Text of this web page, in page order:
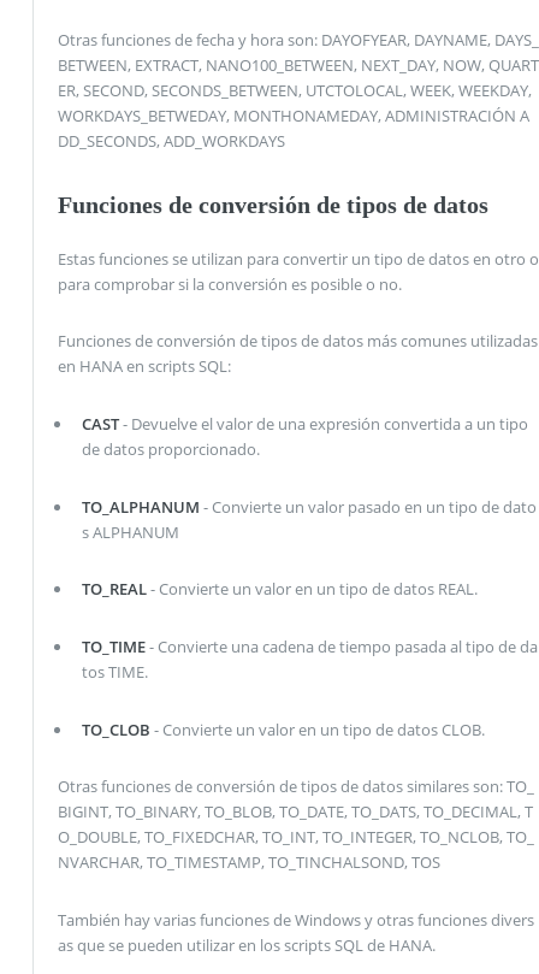
Otras funciones de fecha y hora son: DAYOFYEAR, DAYNAME, DAYS_
BETWEEN, EXTRACT, NANO100_BETWEEN, NEXT_DAY, NOW, QUART
ER, SECOND, SECONDS_BETWEEN, UTCTOLOCAL, WEEK, WEEKDAY,
WORKDAYS_BETWEDAY, MONTHONAMEDAY, ADMINISTRACIÓN A
DD_SECONDS, ADD_WORKDAYS
Funciones de conversión de tipos de datos
Estas funciones se utilizan para convertir un tipo de datos en otro o
para comprobar si la conversión es posible o no.
Funciones de conversión de tipos de datos más comunes utilizadas
en HANA en scripts SQL:
CAST- Devuelve el valor de una expresión convertida a un tipo
de datos proporcionado.
TO_ALPHANUM - Convierte un valor pasado en un tipo de dato
s ALPHANUM
TO_REAL- Convierte un valor en un tipo de datos REAL.
TO_TIME- Convierte una cadena de tiempo pasada al tipo de da
tos TIME.
TO_CLOB - Convierte un valor en un tipo de datos CLOB.
Otras funciones de conversión de tipos de datos similares son: TO_
BIGINT, TO_BINARY, TO_BLOB, TO_DATE, TO_DATS, TO_DECIMAL, T
O_DOUBLE, TO_FIXEDCHAR, TO_INT, TO_INTEGER, TO_NCLOB, TO_
NVARCHAR, TO_TIMESTAMP, TO_TINCHALSOND, TOS
También hay varias funciones de Windows y otras funciones divers
as que se pueden utilizar en los scripts SQL de HANA.